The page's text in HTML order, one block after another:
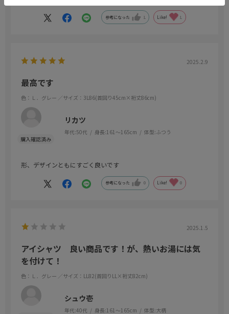
難いです。
参考になった 1 Like! 1
2025.2.9
最高です
色：Ｌ．グレー ／サイズ：3L86(首回り45cm×裄丈86cm)
リカツ
年代:50代 身長:161～165cm 体型:ふつう
形、デザインともにすごく良いです
参考になった 0 Like! 0
2025.1.5
アイシャツ 良い商品です！が、熱いお湯には気
を付けて！
色：Ｌ．グレー ／サイズ：LL82(首回りLL×裄丈82cm)
シュウ壱
年代:40代 身長:161～165cm 体型:大柄